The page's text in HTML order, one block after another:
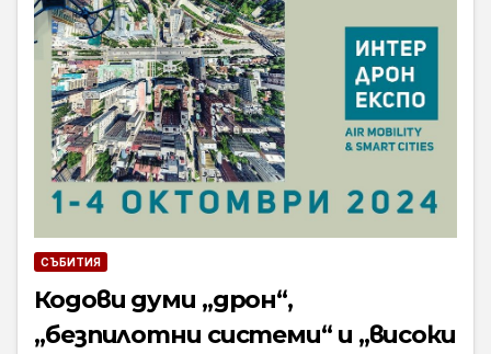
СЪБИТИЯ
Кодови думи „дрон“,
„безпилотни системи“ и „високи